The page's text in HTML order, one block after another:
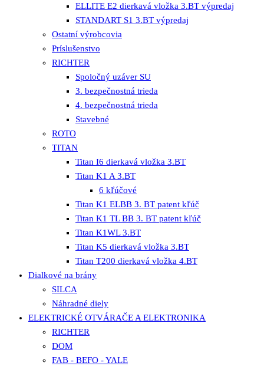
ELLITE E2 dierkavá vložka 3.BT výpredaj
STANDART S1 3.BT výpredaj
Ostatní výrobcovia
Príslušenstvo
RICHTER
Spoločný uzáver SU
3. bezpečnostná trieda
4. bezpečnostná trieda
Stavebné
ROTO
TITAN
Titan I6 dierkavá vložka 3.BT
Titan K1 A 3.BT
6 kľúčové
Titan K1 ELBB 3. BT patent kľúč
Titan K1 TL BB 3. BT patent kľúč
Titan K1WL 3.BT
Titan K5 dierkavá vložka 3.BT
Titan T200 dierkavá vložka 4.BT
Dialkové na brány
SILCA
Náhradné diely
ELEKTRICKÉ OTVÁRAČE A ELEKTRONIKA
RICHTER
DOM
FAB - BEFO - YALE